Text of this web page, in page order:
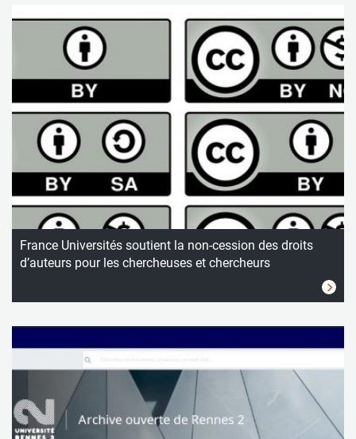
France Universités soutient la non-cession des droits
d’auteurs pour les chercheuses et chercheurs